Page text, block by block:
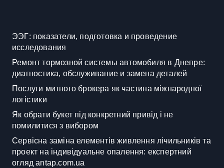
ЭЭГ: показатели, подготовка и проведение
исследования
Ремонт тормозной системы автомобиля в Днепре:
диагностика, обслуживание и замена деталей
Послуги митного брокера як частина міжнародної
логістики
Як обрати букет під конкретний привід і не
помилитися з вибором
Сервісна заміна елементів живлення лічильників та
проект на індивідуальне опалення: експертний
огляд antap.com.ua